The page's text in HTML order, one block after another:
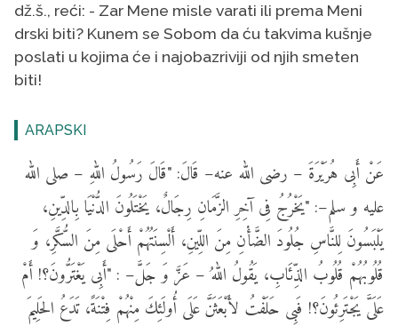
dž.š., reći: - Zar Mene misle varati ili prema Meni
drski biti? Kunem se Sobom da ću takvima kušnje
poslati u kojima će i najobazriviji od njih smeten
biti!
ARAPSKI
عَنْ أَبِى هُرَيْرَةَ – رضى الله عنه– قَالَ: "قَالَ رَسُولُ اللهِ – صلى الله
عليه و سلم–: "يَخْرُجُ فِى آخِرِ الزَّمَانِ رِجَالٌ، يَخْتَلُونَ الدُّنْيَا بِالدِّينِ،
يَلْبَسُونَ لِلنَّاسِ جُلُودَ الضَّأْنِ مِنَ اللِّينِ، أَلْسِنَتُهُمْ أَحْلَى مِنَ السُّكَّرِ، وَ
قُلُوبُهُمْ قُلُوبُ الذِّئَابِ، يَقُولُ اللهُ – عَزَّ وَ جَلَّ– : "أَبِى يَغْتَرُّونَ؟! أَمْ
عَلَىَّ يَجْتَرِئُونَ؟! فَبِى حَلَفْتُ لأَبْعَثَنَّ عَلَى أُولَئِكَ مِنْهُمْ فِتْنَةً، تَدَعُ الحَلِيمَ